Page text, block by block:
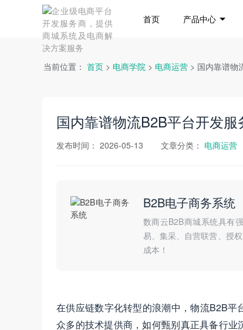
首页 产品中心
当前位置： 首页 > 电商学院 > 电商运营 > 国内靠谱物
国内靠谱物流B2B平台开发
发布时间： 2026-05-13 文章分类： 电商运营
B2B电子商务系统
数商云B2B商城系统具有
易、集采、自营联营、授
成本！
在供应链数字化转型的浪潮中，物流B2B
众多的技术提供商，如何甄别真正具备行